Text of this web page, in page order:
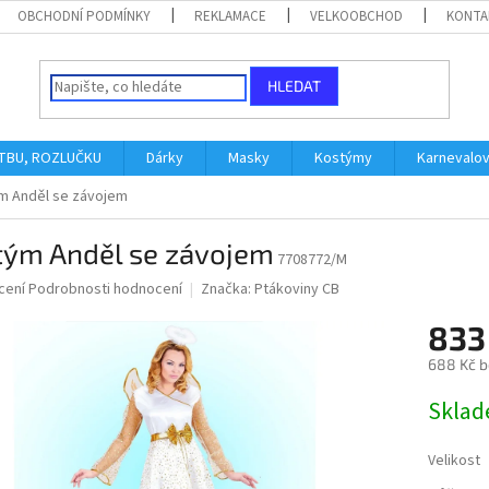
OBCHODNÍ PODMÍNKY REKLAMACE VELKOOBCHOD
HLEDAT
ROZLUČKU Dárky Masky Kostýmy
Anděl se závojem
Anděl se závojem 7708772/M
Podrobnosti hodnocení Značka: Ptákoviny CB
688 Kč
cena:
Velikost